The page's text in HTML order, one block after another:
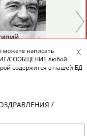
ИЗ МИРА
написать
СООБЩЕНИЕ любой
содержится в нашей БД
/